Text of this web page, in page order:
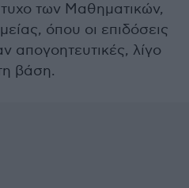
των Μαθηματικών,
όπου οι επιδόσεις
απογοητευτικές, λίγο
βάση.